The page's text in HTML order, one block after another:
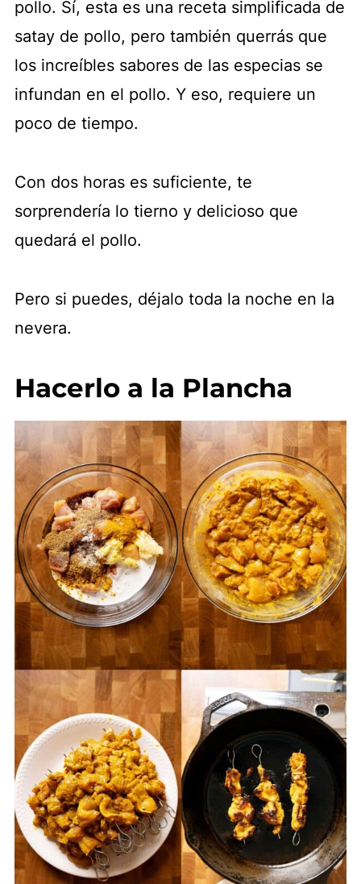
pollo. Sí, esta es una receta simplificada de
satay de pollo, pero también querrás que
los increíbles sabores de las especias se
infundan en el pollo. Y eso, requiere un
poco de tiempo.
Con dos horas es suficiente, te
sorprendería lo tierno y delicioso que
quedará el pollo.
Pero si puedes, déjalo toda la noche en la
nevera.
Hacerlo a la Plancha